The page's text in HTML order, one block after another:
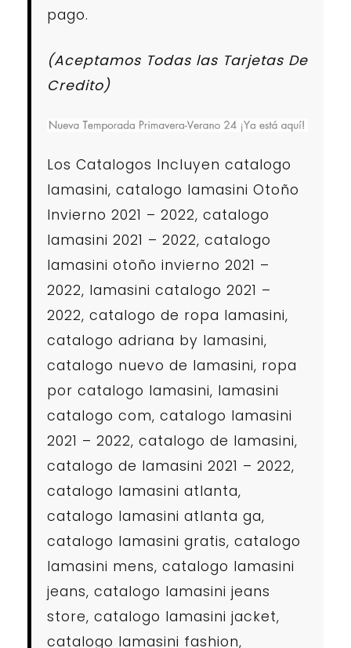
pago.
(Aceptamos Todas las Tarjetas De
Credito)
Los Catalogos Incluyen catalogo
lamasini, catalogo lamasini Otoño
Invierno 2021 – 2022, catalogo
lamasini 2021 – 2022, catalogo
lamasini otoño invierno 2021 –
2022, lamasini catalogo 2021 –
2022, catalogo de ropa lamasini,
catalogo adriana by lamasini,
catalogo nuevo de lamasini, ropa
por catalogo lamasini, lamasini
catalogo com, catalogo lamasini
2021 – 2022, catalogo de lamasini,
catalogo de lamasini 2021 – 2022,
catalogo lamasini atlanta,
catalogo lamasini atlanta ga,
catalogo lamasini gratis, catalogo
lamasini mens, catalogo lamasini
jeans, catalogo lamasini jeans
store, catalogo lamasini jacket,
catalogo lamasini fashion,